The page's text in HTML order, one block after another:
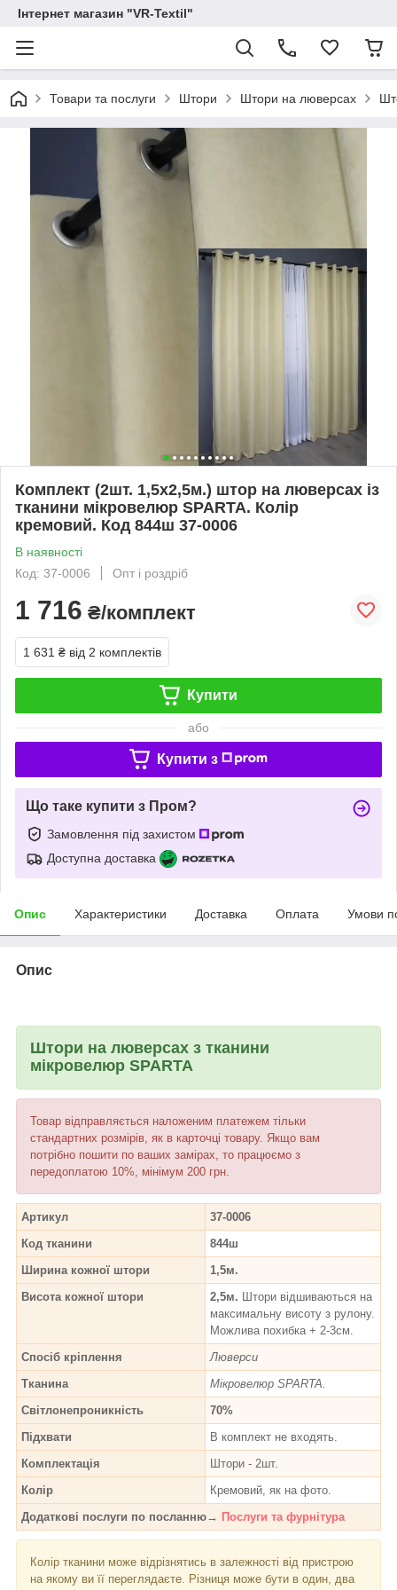
Інтернет магазин "VR-Textil"
Товари та послуги Штори Штори на люверсах
Комплект (2шт. 1,5х2,5м.) штор на люверсах із
тканини мікровелюр SPARTA. Колір
кремовий. Код 844ш 37-0006
В наявності
Код: 37-0006
Опт і роздріб
1 716 ₴/комплект
1 631 ₴ від 2 комплектів
Купити
або
Купити з
Що таке купити з Пром?
Замовлення під захистом
Доступна доставка
Опис Характеристики Доставка Оплата Умови
Опис
Штори на люверсах з тканини
мікровелюр SPARTA
Товар відправляється наложеним платежем тільки
стандартних розмірів, як в карточці товару. Якщо вам
потрібно пошити по ваших замірах, то працюємо з
передоплатою 10%, мінімум 200 грн.
Артикул
37-0006
Код тканини
844ш
Ширина кожної штори
1,5м.
Висота кожної штори
2,5м. Штори відшиваються на
максимальну висоту з рулону.
Можлива похибка + 2-3см.
Спосіб кріплення
Люверси
Тканина
Мікровелюр SPARTA.
Світлонепроникність
70%
Підхвати
В комплект не входять.
Комплектація
Штори - 2шт.
Колір
Кремовий, як на фото.
Додаткові послуги по посланню→ Послуги та фурнітура
Колір тканини може відрізнятись в залежності від пристрою
на якому ви її переглядаєте. Різниця може бути в один, два